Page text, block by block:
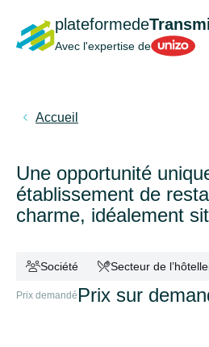
plateformede
Avec l'expertise deUnizo
Accueil
Une opportunité
établissement de
charme, idéalement
Société Secteur de
Prix demandé Prix sur